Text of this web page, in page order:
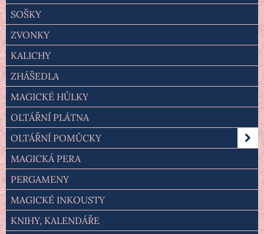
SOŠKY
ZVONKY
KALICHY
ZHÁŠEDLA
MAGICKÉ HŮLKY
OLTÁŘNÍ PLÁTNA
OLTÁŘNÍ POMŮCKY
MAGICKÁ PERA
PERGAMENY
MAGICKÉ INKOUSTY
KNIHY, KALENDÁŘE